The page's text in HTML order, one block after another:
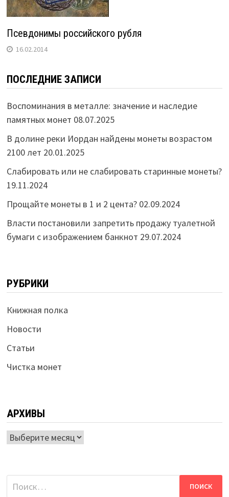
Псевдонимы российского рубля
16.02.2014
ПОСЛЕДНИЕ ЗАПИСИ
Воспоминания в металле: значение и наследие
памятных монет 08.07.2025
В долине реки Иордан найдены монеты возрастом
2100 лет 20.01.2025
Слабировать или не слабировать старинные монеты?
19.11.2024
Прощайте монеты в 1 и 2 цента? 02.09.2024
Власти постановили запретить продажу туалетной
бумаги с изображением банкнот 29.07.2024
РУБРИКИ
Книжная полка
Новости
Статьи
Чистка монет
АРХИВЫ
Архивы
Найти: